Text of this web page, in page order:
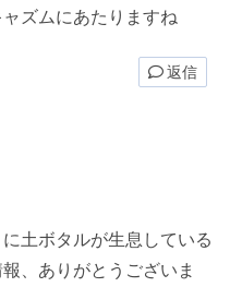
ズムにあたりますね
返信
土ボタルが生息している
、ありがとうございま